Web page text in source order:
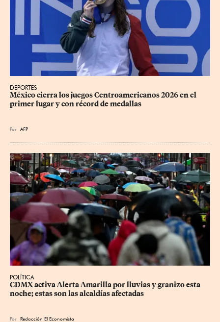
DEPORTES
México cierra los juegos Centroamericanos 2026 en el
primer lugar y con récord de medallas
Por AFP
POLÍTICA
CDMX activa Alerta Amarilla por lluvias y granizo esta
noche; estas son las alcaldías afectadas
Por Redacción El Economista